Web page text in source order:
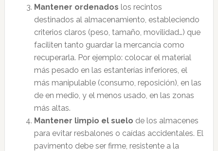
Mantener ordenados los recintos
destinados al almacenamiento, estableciendo
criterios claros (peso, tamaño, movilidad…) que
faciliten tanto guardar la mercancía como
recuperarla. Por ejemplo: colocar el material
más pesado en las estanterías inferiores, el
más manipulable (consumo, reposición), en las
de en medio, y el menos usado, en las zonas
más altas.
Mantener limpio el suelo de los almacenes
para evitar resbalones o caídas accidentales. El
pavimento debe ser firme, resistente a la